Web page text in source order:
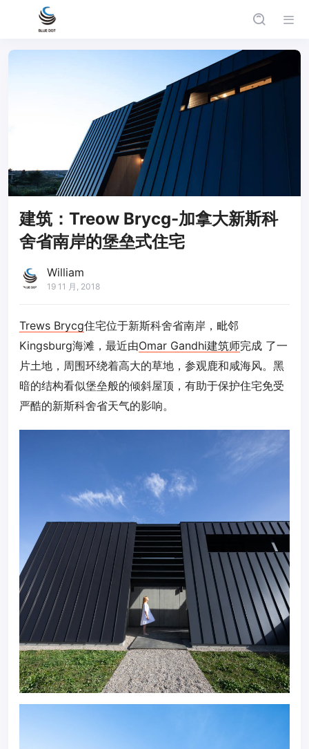
建筑：Treow Brycg-加拿大新斯科
舍省南岸的堡垒式住宅
William
19 11 月, 2018
Trews Brycg住宅位于新斯科舍省南岸，毗邻
Kingsburg海滩，最近由Omar Gandhi建筑师完成 了一
片土地，周围环绕着高大的草地，参观鹿和咸海风。黑
暗的结构看似堡垒般的倾斜屋顶，有助于保护住宅免受
严酷的新斯科舍省天气的影响。